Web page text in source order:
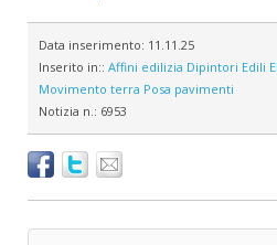
Data inserimento: 11.11.25
Inserito in:: Affini edilizia Dipintori Edili
Movimento terra Posa pavimenti
Notizia n.: 6953